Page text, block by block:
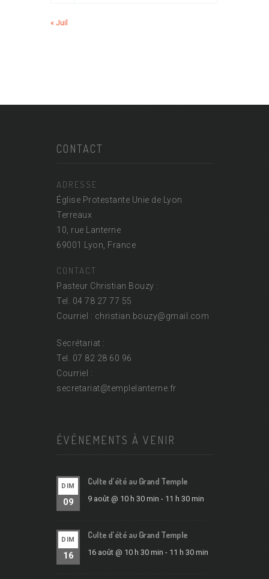
« Juil
CONTACT
ADRESSE
Église Protestante Unie de Lyon
Terreaux
10, rue Lanterne
69001 Lyon, France
CONTACT
Pasteur Christian Bouzy :
Tel. 04 78 27 77 55
Courriel : christian.bouzy@gmail.com
Secrétariat :
Tel. 07 82 28 60 96
Courriel :
secretariat@templelanterne.fr
ÉVÉNEMENTS À VENIR
DIM
09
Culte d’été au Grand Temple
9 août @ 10 h 30 min - 11 h 30 min
DIM
16
Culte d’été au Grand Temple
16 août @ 10 h 30 min - 11 h 30 min